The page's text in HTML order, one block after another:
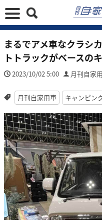
まるでアメ車なクラシ
トトラックがベースの
2023/10/02 5:00 月刊自家
月刊自家用車 キャンピン